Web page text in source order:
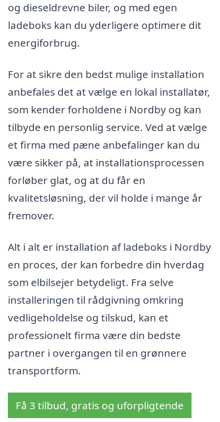
og dieseldrevne biler, og med egen
ladeboks kan du yderligere optimere dit
energiforbrug.
For at sikre den bedst mulige installation
anbefales det at vælge en lokal installatør,
som kender forholdene i Nordby og kan
tilbyde en personlig service. Ved at vælge
et firma med pæne anbefalinger kan du
være sikker på, at installationsprocessen
forløber glat, og at du får en
kvalitetsløsning, der vil holde i mange år
fremover.
Alt i alt er installation af ladeboks i Nordby
en proces, der kan forbedre din hverdag
som elbilsejer betydeligt. Fra selve
installeringen til rådgivning omkring
vedligeholdelse og tilskud, kan et
professionelt firma være din bedste
partner i overgangen til en grønnere
transportform.
Få 3 tilbud, gratis og uforpligtende